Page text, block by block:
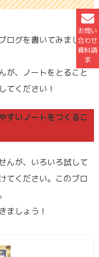
お問い
合わせ
資料請
求
ログを書いてみまし
が、ノートをとること
てください！
すいノートをつくるこ
んが、いろいろ試して
てください。このブロ
ましょう！